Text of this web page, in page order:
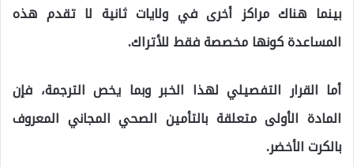
بينما هناك مراكز أخرى في ولايات ثانية لا تقدم هذه
المساعدة كونها مخصصة فقط للأتراك.
أما القرار التفصيلي لهذا الخبر وبما يخص الترجمة، فإن
المادة الأولى متعلقة بالتأمين الصحي المجاني المعروف
بالكرت الأخضر.